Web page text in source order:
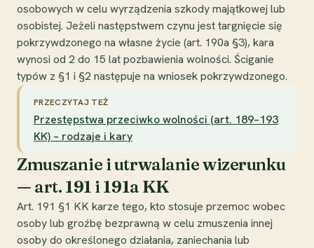
osobowych w celu wyrządzenia szkody majątkowej lub
osobistej. Jeżeli następstwem czynu jest targnięcie się
pokrzywdzonego na własne życie (art. 190a §3), kara
wynosi od 2 do 15 lat pozbawienia wolności. Ściganie
typów z §1 i §2 następuje na wniosek pokrzywdzonego.
PRZECZYTAJ TEŻ
Przestępstwa przeciwko wolności (art. 189–193
KK) – rodzaje i kary
Zmuszanie i utrwalanie wizerunku
— art. 191 i 191a KK
Art. 191 §1 KK karze tego, kto stosuje przemoc wobec
osoby lub groźbę bezprawną w celu zmuszenia innej
osoby do określonego działania, zaniechania lub